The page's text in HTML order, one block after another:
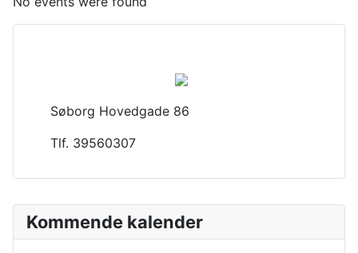
Kommende kalender
Søborg Hovedgade 86
Tlf. 39560307